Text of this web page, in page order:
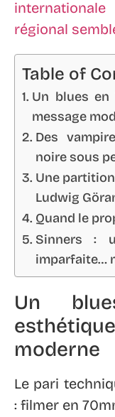
Table of
Un blues
message
Des
noire sous
Une
Ludwig
Quand le
Sinners :
imparfaite…
Un
moderne
Le pari
: filmer en